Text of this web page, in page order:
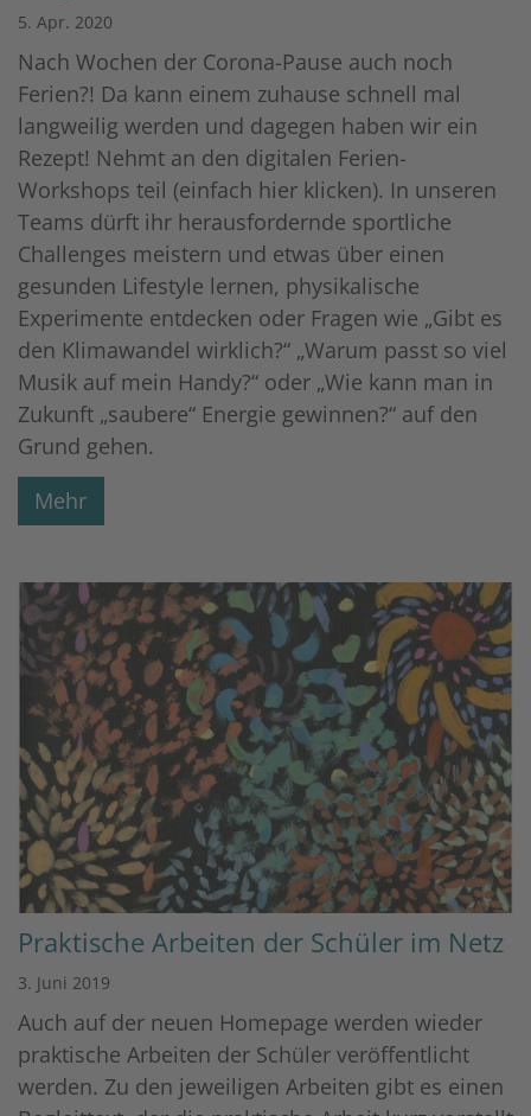
5. Apr. 2020
Nach Wochen der Corona-Pause auch noch
Ferien?! Da kann einem zuhause schnell mal
langweilig werden und dagegen haben wir ein
Rezept! Nehmt an den digitalen Ferien-
Workshops teil (einfach hier klicken). In unseren
Teams dürft ihr herausfordernde sportliche
Challenges meistern und etwas über einen
gesunden Lifestyle lernen, physikalische
Experimente entdecken oder Fragen wie „Gibt es
den Klimawandel wirklich?“ „Warum passt so viel
Musik auf mein Handy?“ oder „Wie kann man in
Zukunft „saubere“ Energie gewinnen?“ auf den
Grund gehen.
Mehr
Praktische Arbeiten der Schüler im Netz
3. Juni 2019
Auch auf der neuen Homepage werden wieder
praktische Arbeiten der Schüler veröffentlicht
werden. Zu den jeweiligen Arbeiten gibt es einen